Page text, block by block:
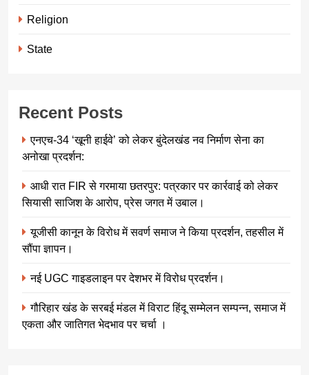
Religion
State
Recent Posts
एनएच-34 ‘खूनी हाईवे’ को लेकर बुंदेलखंड नव निर्माण सेना का
अनोखा प्रदर्शन:
आधी रात FIR से गरमाया छतरपुर: पत्रकार पर कार्रवाई को लेकर
सियासी साजिश के आरोप, प्रेस जगत में उबाल।
यूजीसी कानून के विरोध में सवर्ण समाज ने किया प्रदर्शन, तहसील में
सौंपा ज्ञापन।
नई UGC गाइडलाइन पर देशभर में विरोध प्रदर्शन।
गौरिहार खंड के सरबई मंडल में विराट हिंदू सम्मेलन सम्पन्न, समाज में
एकता और जातिगत भेदभाव पर चर्चा ।